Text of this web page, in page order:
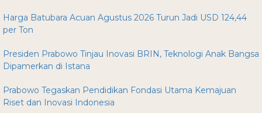
Harga Batubara Acuan Agustus 2026 Turun Jadi USD 124,44
per Ton
Presiden Prabowo Tinjau Inovasi BRIN, Teknologi Anak Bangsa
Dipamerkan di Istana
Prabowo Tegaskan Pendidikan Fondasi Utama Kemajuan
Riset dan Inovasi Indonesia